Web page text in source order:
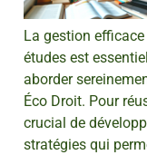
La gestion
études est
aborder
Éco Droit. Pour
crucial de
stratégies qui